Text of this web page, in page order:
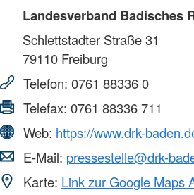
Landesverband Badisches
Schlettstadter Straße 31
79110 Freiburg
Telefon: 0761 88336 0
Telefax: 0761 88336 711
Web: https://www.drk-
E-Mail: pressestelle@drk-
Karte: Link zur Google Maps